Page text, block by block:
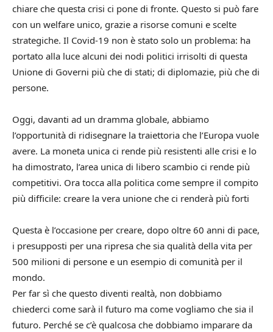
chiare che questa crisi ci pone di fronte. Questo si può fare
con un welfare unico, grazie a risorse comuni e scelte
strategiche. Il Covid-19 non è stato solo un problema: ha
portato alla luce alcuni dei nodi politici irrisolti di questa
Unione di Governi più che di stati; di diplomazie, più che di
persone.
Oggi, davanti ad un dramma globale, abbiamo
l’opportunità di ridisegnare la traiettoria che l’Europa vuole
avere. La moneta unica ci rende più resistenti alle crisi e lo
ha dimostrato, l’area unica di libero scambio ci rende più
competitivi. Ora tocca alla politica come sempre il compito
più difficile: creare la vera unione che ci renderà più forti
Questa è l’occasione per creare, dopo oltre 60 anni di pace,
i presupposti per una ripresa che sia qualità della vita per
500 milioni di persone e un esempio di comunità per il
mondo.
Per far sì che questo diventi realtà, non dobbiamo
chiederci come sarà il futuro ma come vogliamo che sia il
futuro. Perché se c’è qualcosa che dobbiamo imparare da